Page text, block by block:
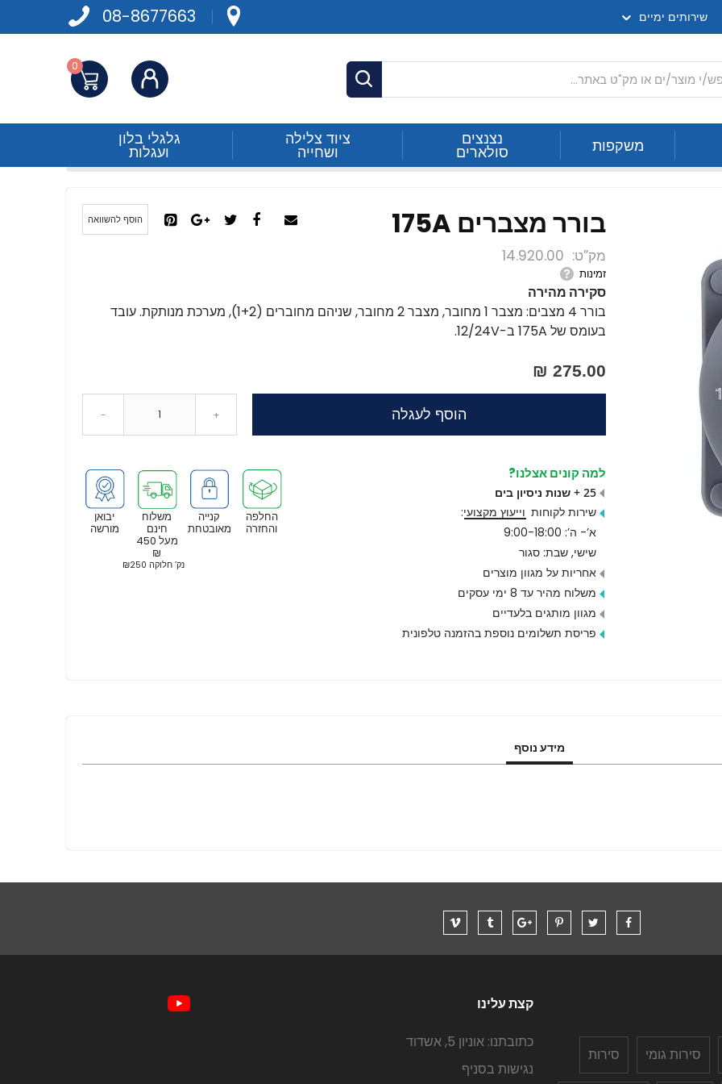
08-8677663 שירותים ימיים
חפש
התחברות 0
משקפות נצנצים
סולארים
ציוד צלילה
ושחייה
גלגלי בלון
ועגלות
בורר מצברים 175A
מק”ט 14.920.00
זמינות
סקירה מהירה
בורר 4 מצבים: מצבר 1 מחובר, מצבר 2 מחובר, שניהם מחוברים (1+2), מערכת מנותקת. עובד
בעומס של 175A ב-12/24V.
275.00 ₪
- + הוסף לעגלה
הוסף להשוואה
יבואן
מורשה
משלוח
חינם
מעל 450
₪
נק’ חלוקה ₪250
קנייה
מאובטחת
החלפה
והחזרה
למה קונים אצלנו?
25 + שנות ניסיון בים
שירות לקוחות וייעוץ מקצועי:
א’- ה’: 9:00-18:00
שישי, שבת: סגור
אחריות על מגוון מוצרים
משלוח מהיר עד 8 ימי עסקים
מגוון מותגים בלעדיים
פריסת תשלומים נוספת בהזמנה טלפונית
מידע נוסף
סירות גומי סירות
קצת עלינו
כתובתנו: אוניון 5, אשדוד
נגישות בסניף